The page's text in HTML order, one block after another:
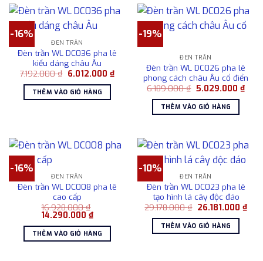
-16%
ĐÈN TRẦN
Đèn trần WL DC036 pha lê
kiểu dáng châu Âu
7.192.000₫ Giá
là:
7.192.000 ₫.
6.012.000 ₫Giá
hiện
6.012.000 ₫.
THÊM VÀO GIỎ HÀNG
-19%
ĐÈN TRẦN
Đèn trần WL DC026 pha lê
phong cách châu Âu cổ điển
6.189.000₫ Giá
là:
6.189.000 ₫.
5.029.000 ₫Giá
hiện
THÊM VÀO GIỎ HÀNG
-16%
ĐÈN TRẦN
Đèn trần WL DC008 pha lê
cao cấp
16.928.000₫
Giá
là:
16.928.000 ₫.
14.290.000 ₫Giá
tại
là:
THÊM VÀO GIỎ HÀNG
-10%
ĐÈN TRẦN
Đèn trần WL DC023 pha lê
tạo hình lá cây độc đáo
29.178.000₫ Giá
là:
29.178.000 ₫.
26.181.000 ₫Giá
THÊM VÀO GIỎ HÀNG